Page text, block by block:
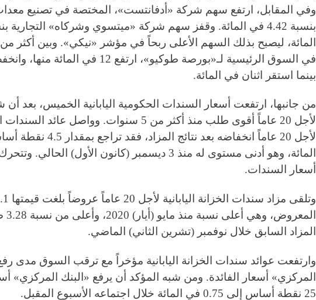
وفي المقابل، ارتفع سهم شركة «أدفانتست»، المختصة في تصنيع معدات
بينما استقر اثنان في المائة.
من جانبها، ارتفعت أسعار السندات الحكومية اليابانية الخميس، بعد
لأجل 20 عاماً أقوى طلب منذ أكثر من 5 سنوات. وواصل
المائة، وهو أدنى مستوى له منذ 3 ديسمبر (كانون الأول)
أسعار السندات.
المزاد السابق خلال نوفمبر (تشرين الثاني) الماضي.
وارتفعت عوائد سندات الخزانة اليابانية مؤخراً مع ترقب السوق مدى رفع
المركزي» أسعار الفائدة. ومن شبه المؤكد أن يرفع «البنك المركزي»
25 نقطة أساس إلى 0.75 في المائة خلال اجتماعه الأسبوع المقبل.